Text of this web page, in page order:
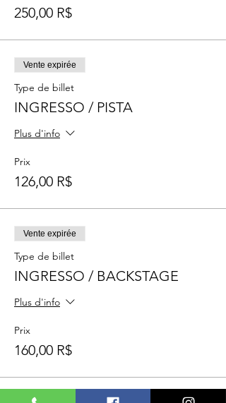
250,00 R$
Vente expirée
Type de billet
INGRESSO / PISTA
Plus d'info
Prix
126,00 R$
Vente expirée
Type de billet
INGRESSO / BACKSTAGE
Plus d'info
Prix
160,00 R$